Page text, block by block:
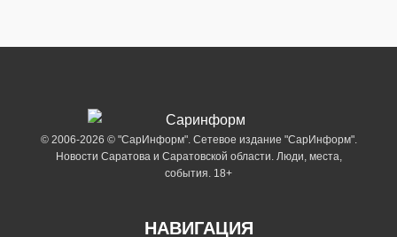
© 2006-2026 © "СарИнформ". Сетевое издание "СарИнформ".
Новости Саратова и Саратовской области. Люди, места,
события. 18+
НАВИГАЦИЯ